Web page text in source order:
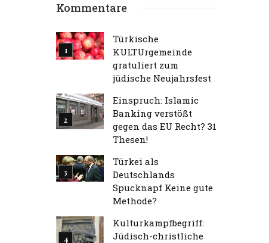
Kommentare
Türkische
KULTUrgemeinde
gratuliert zum
jüdische Neujahrsfest
Einspruch: Islamic
Banking verstößt
gegen das EU Recht? 31
Thesen!
Türkei als
Deutschlands
Spucknapf Keine gute
Methode?
Kulturkampfbegriff:
Jüdisch-christliche